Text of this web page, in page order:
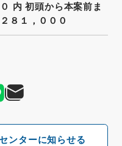
ンターに知らせる
内 初頭から本案前ま
８１，０００